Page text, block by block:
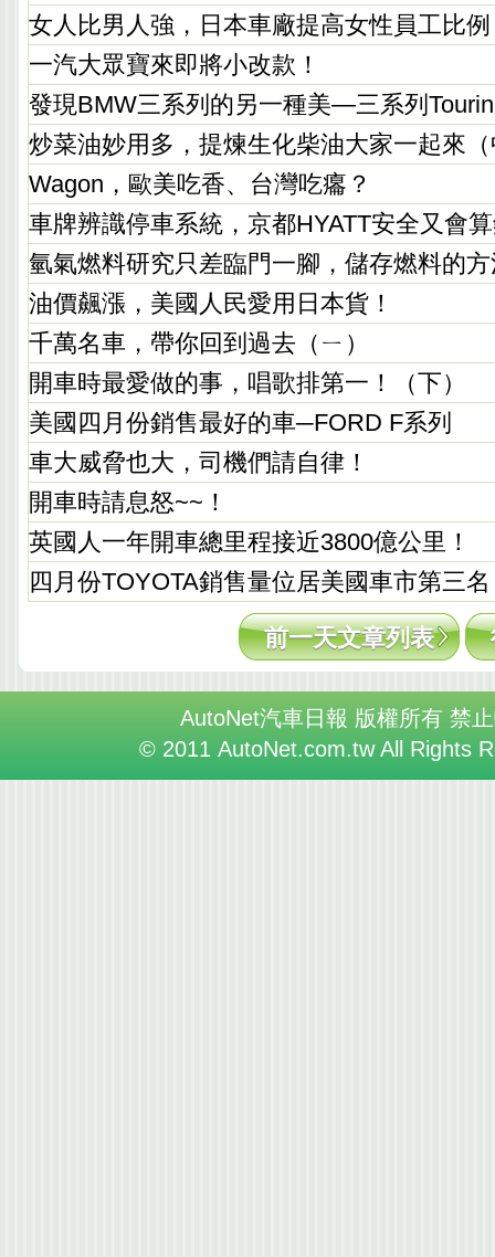
女人比男人強，日本車廠提高女性員工比例
一汽大眾寶來即將小改款！
發現BMW三系列的另一種美—三系列
炒菜油妙用多，提煉生化柴油大家一起來
Wagon，歐美吃香、台灣吃癟？
車牌辨識停車系統，京都HYATT安全又會
氫氣燃料研究只差臨門一腳，儲存燃料的
油價飆漲，美國人民愛用日本貨！
千萬名車，帶你回到過去（ㄧ）
開車時最愛做的事，唱歌排第一！（下）
美國四月份銷售最好的車─FORD F系列
車大威脅也大，司機們請自律！
開車時請息怒~~！
英國人一年開車總里程接近3800億公里！
四月份TOYOTA銷售量位居美國車市第三名
前一天文章列表
AutoNet汽車日報 版權所有 禁
© 2011 AutoNet.com.tw All Rights